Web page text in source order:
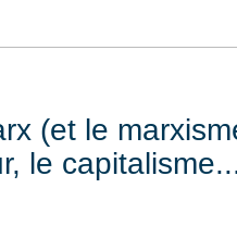
(et le
le